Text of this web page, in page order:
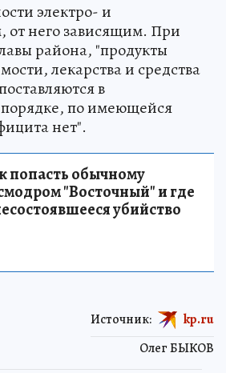
электро- и
от него зависящим. При
района, "продукты
лекарства и средства
в
по имеющейся
нет".
попасть обычному
"Восточный" и где
убийство
Олег БЫКОВ
Источник: kp.ru